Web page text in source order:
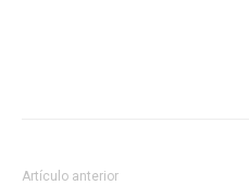
Artículo anterior